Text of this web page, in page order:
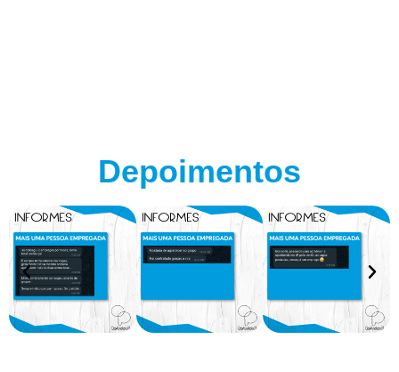
Depoimentos